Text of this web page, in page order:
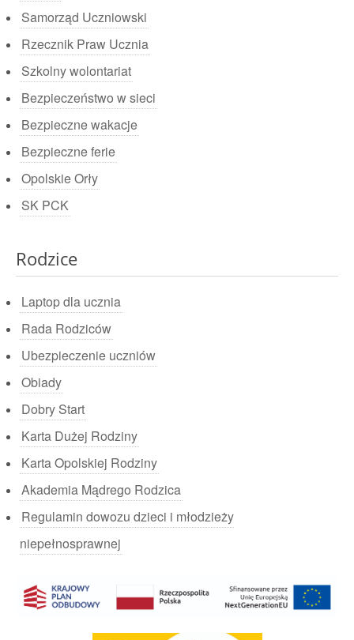
Samorząd Uczniowski
Rzecznik Praw Ucznia
Szkolny wolontariat
Bezpieczeństwo w sieci
Bezpieczne wakacje
Bezpieczne ferie
Opolskie Orły
SK PCK
Rodzice
Laptop dla ucznia
Rada Rodziców
Ubezpieczenie uczniów
Obiady
Dobry Start
Karta Dużej Rodziny
Karta Opolskiej Rodziny
Akademia Mądrego Rodzica
Regulamin dowozu dzieci i młodzieży
niepełnosprawnej